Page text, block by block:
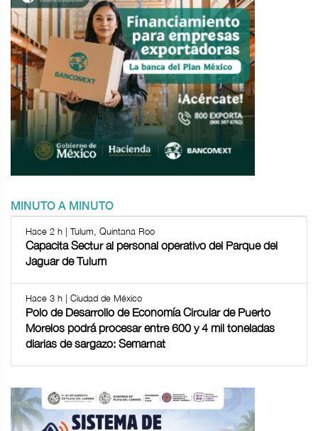
MINUTO A MINUTO
Hace 2 h | Tulum, Quintana Roo
Capacita Sectur al personal operativo del Parque del
Jaguar de Tulum
Hace 3 h | Ciudad de México
Polo de Desarrollo de Economía Circular de Puerto
Morelos podrá procesar entre 600 y 4 mil toneladas
diarias de sargazo: Semarnat